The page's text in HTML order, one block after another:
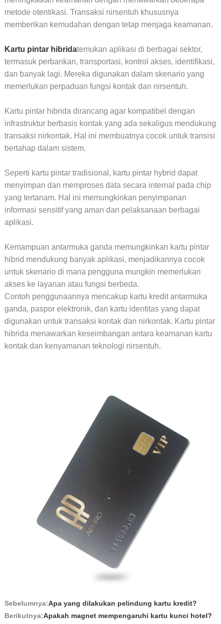
metode otentikasi. Transaksi nirsentuh khususnya
memberikan kemudahan dengan tetap menjaga keamanan.
Kartu pintar hibridatemukan aplikasi di berbagai sektor,
termasuk perbankan, transportasi, kontrol akses, identifikasi,
dan banyak lagi. Mereka digunakan dalam skenario yang
memerlukan perpaduan fungsi kontak dan nirsentuh.
Kartu pintar hibrida dirancang agar kompatibel dengan
infrastruktur berbasis kontak yang ada sekaligus mendukung
transaksi nirkontak. Hal ini membuatnya cocok untuk transisi
bertahap dalam sistem.
Seperti kartu pintar tradisional, kartu pintar hybrid dapat
menyimpan dan memproses data secara internal pada chip
yang tertanam. Hal ini memungkinkan penyimpanan
informasi sensitif yang aman dan pelaksanaan berbagai
aplikasi.
Kemampuan antarmuka ganda memungkinkan kartu pintar
hibrid mendukung banyak aplikasi, menjadikannya cocok
untuk skenario di mana pengguna mungkin memerlukan
akses ke layanan atau fungsi berbeda.
Contoh penggunaannya mencakup kartu kredit antarmuka
ganda, paspor elektronik, dan kartu identitas yang dapat
digunakan untuk transaksi kontak dan nirkontak. Kartu pintar
hibrida menawarkan keseimbangan antara keamanan kartu
kontak dan kenyamanan teknologi nirsentuh.
Sebelumnya:Apa yang dilakukan pelindung kartu kredit?
Berikutnya:Apakah magnet mempengaruhi kartu kunci hotel?